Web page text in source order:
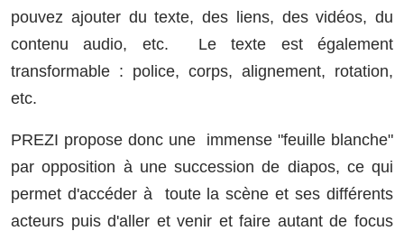
pouvez ajouter du texte, des liens, des vidéos, du
contenu audio, etc. Le texte est également
transformable : police, corps, alignement, rotation,
etc.
PREZI propose donc une immense "feuille blanche"
par opposition à une succession de diapos, ce qui
permet d'accéder à toute la scène et ses différents
acteurs puis d'aller et venir et faire autant de focus